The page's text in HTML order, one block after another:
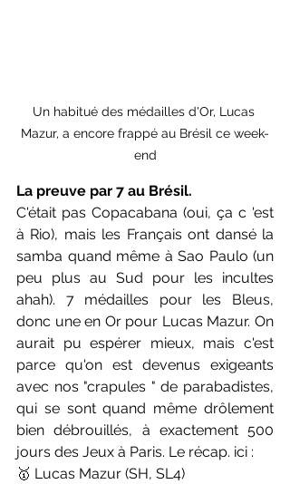
Un habitué des médailles d'Or, Lucas
Mazur, a encore frappé au Brésil ce week-
end
La preuve par 7 au Brésil.
C'était pas Copacabana (oui, ça c 'est
à Rio), mais les Français ont dansé la
samba quand même à Sao Paulo (un
peu plus au Sud pour les incultes
ahah). 7 médailles pour les Bleus,
donc une en Or pour Lucas Mazur. On
aurait pu espérer mieux, mais c'est
parce qu'on est devenus exigeants
avec nos "crapules " de parabadistes,
qui se sont quand même drôlement
bien débrouillés, à exactement 500
jours des Jeux à Paris. Le récap. ici :
🥇 Lucas Mazur (SH, SL4)